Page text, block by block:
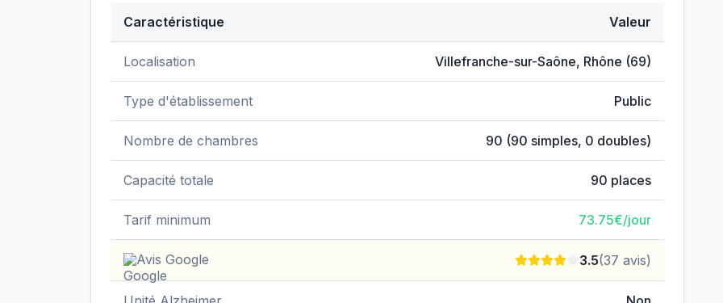
Caractéristique Valeur
Localisation Villefranche-sur-Saône, Rhône (69)
Type d'établissement Public
Nombre de chambres 90 (90 simples, 0 doubles)
Capacité totale 90 places
Tarif minimum 73.75€/jour
Avis Google 3.5(37 avis)